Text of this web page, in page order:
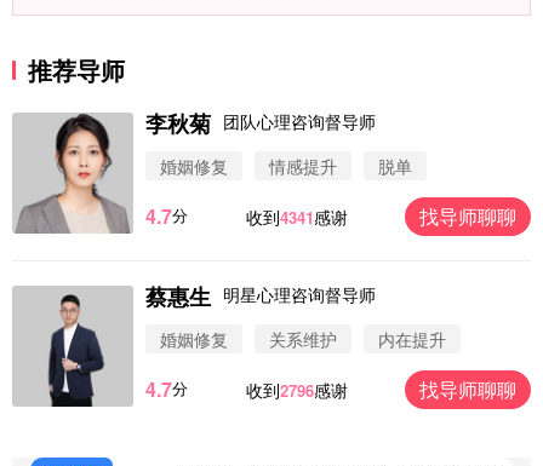
推荐导师
李秋菊 团队心理咨询督导师
婚姻修复
情感提升 脱单
4.7分 收到4341感谢 找导师聊聊
蔡惠生 明星心理咨询督导师
婚姻修复
关系维护 内在提升
4.7分 收到2796感谢 找导师聊聊
微信用户 圆圈 通过此页面咨询，已获得专属情感方
案
微信用户 Vnno 通过此页面咨询，已获得专属情感方